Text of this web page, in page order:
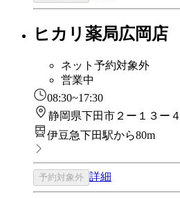
ヒカリ薬局広岡店
ネット予約対象外
営業中
08:30~17:30
静岡県下田市２ー１３ー４
伊豆急下田駅から80m
予約対象外 詳細